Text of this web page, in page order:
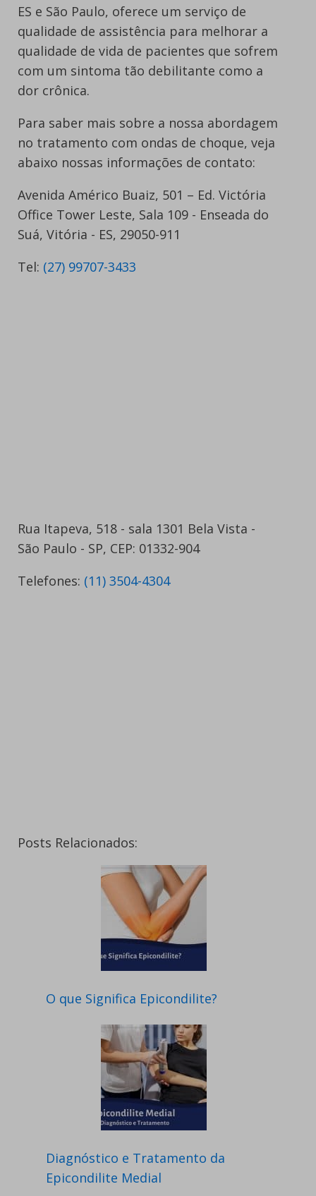
ES e São Paulo, oferece um serviço de
qualidade de assistência para melhorar a
qualidade de vida de pacientes que sofrem
com um sintoma tão debilitante como a
dor crônica.
Para saber mais sobre a nossa abordagem
no tratamento com ondas de choque, veja
abaixo nossas informações de contato:
Avenida Américo Buaiz, 501 – Ed. Victória
Office Tower Leste, Sala 109 - Enseada do
Suá, Vitória - ES, 29050-911
Tel: (27) 99707-3433
Rua Itapeva, 518 - sala 1301 Bela Vista -
São Paulo - SP, CEP: 01332-904
Telefones: (11) 3504-4304
Posts Relacionados:
O que Significa Epicondilite?
Diagnóstico e Tratamento da
Epicondilite Medial